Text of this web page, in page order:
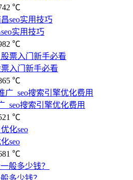
℃
实用技巧
℃
入门新手必看
℃
_seo搜索引擎优化费用
℃
seo
℃
多少钱？